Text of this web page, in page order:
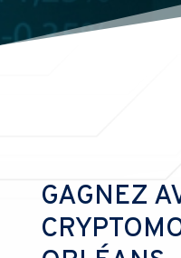
GAGNEZ